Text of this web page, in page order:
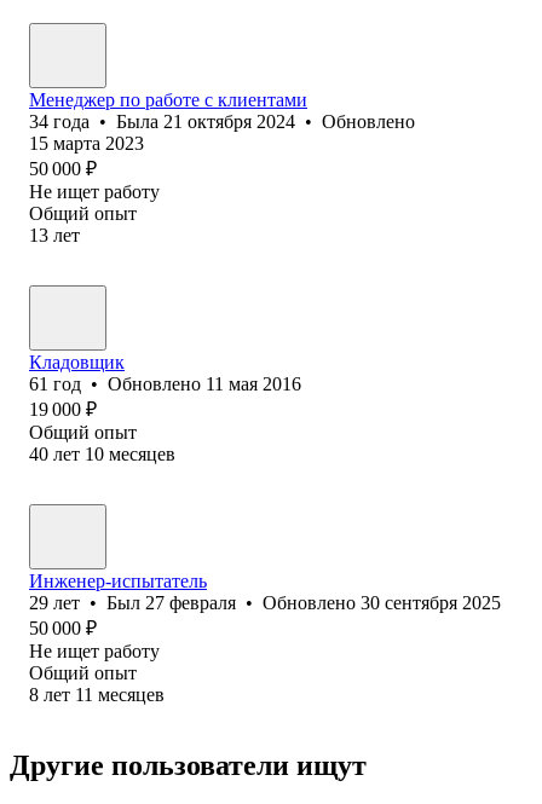
Менеджер по работе с клиентами
34 года • Была 21 октября 2024 • Обновлено
15 марта 2023
50 000 ₽
Не ищет работу
Общий опыт
13 лет
Кладовщик
61 год • Обновлено 11 мая 2016
19 000 ₽
Общий опыт
40 лет 10 месяцев
Инженер-испытатель
29 лет • Был 27 февраля • Обновлено 30 сентября 2025
50 000 ₽
Не ищет работу
Общий опыт
8 лет 11 месяцев
Другие пользователи ищут